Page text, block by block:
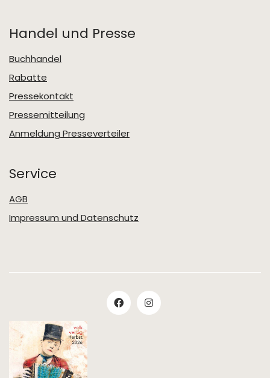
Handel und Presse
Buchhandel
Rabatte
Pressekontakt
Pressemitteilung
Anmeldung Presseverteiler
Service
AGB
Impressum und Datenschutz